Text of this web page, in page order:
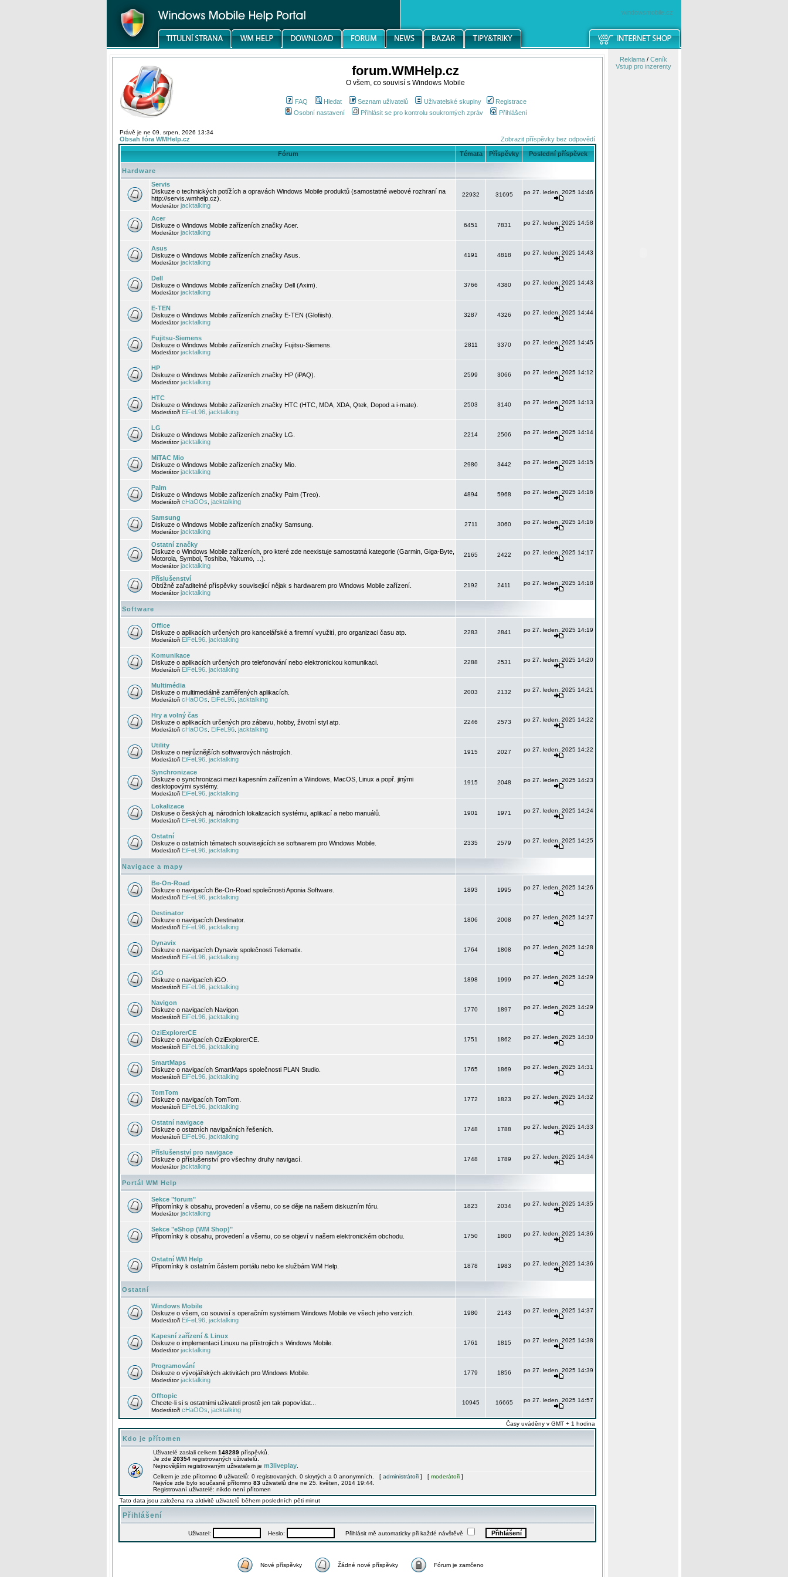
windowsmobile.cz
forum.WMHelp.cz
O všem, co souvisí s Windows Mobile
FAQ Hledat Seznam uživatelů Uživatelské skupiny
Registrace
Osobní nastavení
Přihlásit se pro kontrolu soukromých zpráv Přihlášení
Právě je ne 09. srpen, 2026 13:34
Obsah fóra WMHelp.cz Zobrazit příspěvky bez odpovědí
Fórum Témata Příspěvky Poslední příspěvek
Hardware
Servis
Diskuze o technických potížích a opravách Windows Mobile produktů (samostatné webové rozhraní na
http://servis.wmhelp.cz).
Moderátorjacktalking
22932 31695 po 27. leden, 2025 14:46
Acer
Diskuze o Windows Mobile zařízeních značky Acer.
Moderátorjacktalking
6451 7831 po 27. leden, 2025 14:58
Asus
Diskuze o Windows Mobile zařízeních značky Asus.
Moderátorjacktalking
4191 4818 po 27. leden, 2025 14:43
Dell
Diskuze o Windows Mobile zařízeních značky Dell (Axim).
Moderátorjacktalking
3766 4380 po 27. leden, 2025 14:43
E-TEN
Diskuze o Windows Mobile zařízeních značky E-TEN (Glofiish).
Moderátorjacktalking
3287 4326 po 27. leden, 2025 14:44
Fujitsu-Siemens
Diskuze o Windows Mobile zařízeních značky Fujitsu-Siemens.
Moderátorjacktalking
2811 3370 po 27. leden, 2025 14:45
HP
Diskuze o Windows Mobile zařízeních značky HP (iPAQ).
Moderátorjacktalking
2599 3066 po 27. leden, 2025 14:12
HTC
Diskuze o Windows Mobile zařízeních značky HTC (HTC, MDA, XDA, Qtek, Dopod a i-mate).
Moderátoři EiFeL96 jacktalking
2503 3140 po 27. leden, 2025 14:13
LG
Diskuze o Windows Mobile zařízeních značky LG.
Moderátorjacktalking
2214 2506 po 27. leden, 2025 14:14
MiTAC Mio
Diskuze o Windows Mobile zařízeních značky Mio.
Moderátorjacktalking
2980 3442 po 27. leden, 2025 14:15
Palm
Diskuze o Windows Mobile zařízeních značky Palm (Treo).
Moderátoři cHaOOs jacktalking
4894 5968 po 27. leden, 2025 14:16
Samsung
Diskuze o Windows Mobile zařízeních značky Samsung.
Moderátorjacktalking
2711 3060 po 27. leden, 2025 14:16
Ostatní značky
Diskuze o Windows Mobile zařízeních, pro které zde neexistuje samostatná kategorie (Garmin, Giga-Byte,
Motorola, Symbol, Toshiba, Yakumo, ...).
Moderátorjacktalking
2165 2422 po 27. leden, 2025 14:17
Příslušenství
Obtížně zařaditelné příspěvky související nějak s hardwarem pro Windows Mobile zařízení.
Moderátorjacktalking
2192 2411 po 27. leden, 2025 14:18
Software
Office
Diskuze o aplikacích určených pro kancelářské a firemní využití, pro organizaci času atp.
Moderátoři EiFeL96 jacktalking
2283 2841 po 27. leden, 2025 14:19
Komunikace
Diskuze o aplikacích určených pro telefonování nebo elektronickou komunikaci.
Moderátoři EiFeL96 jacktalking
2288 2531 po 27. leden, 2025 14:20
Multimédia
Diskuze o multimediálně zaměřených aplikacích.
Moderátoři cHaOOs EiFeL96 jacktalking
2003 2132 po 27. leden, 2025 14:21
Hry a volný čas
Diskuze o aplikacích určených pro zábavu, hobby, životní styl atp.
Moderátoři cHaOOs EiFeL96 jacktalking
2246 2573 po 27. leden, 2025 14:22
Utility
Diskuze o nejrůznějších softwarových nástrojích.
Moderátoři EiFeL96 jacktalking
1915 2027 po 27. leden, 2025 14:22
Synchronizace
Diskuze o synchronizaci mezi kapesním zařízením a Windows, MacOS, Linux a popř. jinými
desktopovými systémy.
Moderátoři EiFeL96 jacktalking
1915 2048 po 27. leden, 2025 14:23
Lokalizace
Diskuse o českých aj. národních lokalizacích systému, aplikací a nebo manuálů.
Moderátoři EiFeL96 jacktalking
1901 1971 po 27. leden, 2025 14:24
Ostatní
Diskuze o ostatních tématech souvisejících se softwarem pro Windows Mobile.
Moderátoři EiFeL96 jacktalking
2335 2579 po 27. leden, 2025 14:25
Navigace a mapy
Be-On-Road
Diskuze o navigacích Be-On-Road společnosti Aponia Software.
Moderátoři EiFeL96 jacktalking
1893 1995 po 27. leden, 2025 14:26
Destinator
Diskuze o navigacích Destinator.
Moderátoři EiFeL96 jacktalking
1806 2008 po 27. leden, 2025 14:27
Dynavix
Diskuze o navigacích Dynavix společnosti Telematix.
Moderátoři EiFeL96 jacktalking
1764 1808 po 27. leden, 2025 14:28
iGO
Diskuze o navigacích iGO.
Moderátoři EiFeL96 jacktalking
1898 1999 po 27. leden, 2025 14:29
Navigon
Diskuze o navigacích Navigon.
Moderátoři EiFeL96 jacktalking
1770 1897 po 27. leden, 2025 14:29
OziExplorerCE
Diskuze o navigacích OziExplorerCE.
Moderátoři EiFeL96 jacktalking
1751 1862 po 27. leden, 2025 14:30
SmartMaps
Diskuze o navigacích SmartMaps společnosti PLAN Studio.
Moderátoři EiFeL96 jacktalking
1765 1869 po 27. leden, 2025 14:31
TomTom
Diskuze o navigacích TomTom.
Moderátoři EiFeL96 jacktalking
1772 1823 po 27. leden, 2025 14:32
Ostatní navigace
Diskuze o ostatních navigačních řešeních.
Moderátoři EiFeL96 jacktalking
1748 1788 po 27. leden, 2025 14:33
Příslušenství pro navigace
Diskuze o příslušenství pro všechny druhy navigací.
Moderátorjacktalking
1748 1789 po 27. leden, 2025 14:34
Portál WM Help
Sekce "forum"
Připomínky k obsahu, provedení a všemu, co se děje na našem diskuzním fóru.
Moderátorjacktalking
1823 2034 po 27. leden, 2025 14:35
Sekce "eShop (WM Shop)"
Připomínky k obsahu, provedení a všemu, co se objeví v našem elektronickém obchodu.
1750 1800 po 27. leden, 2025 14:36
Ostatní WM Help
Připomínky k ostatním částem portálu nebo ke službám WM Help.
1878 1983 po 27. leden, 2025 14:36
Ostatní
Windows Mobile
Diskuze o všem, co souvisí s operačním systémem Windows Mobile ve všech jeho verzích.
Moderátoři EiFeL96 jacktalking
1980 2143 po 27. leden, 2025 14:37
Kapesní zařízení & Linux
Diskuze o implementaci Linuxu na přístrojích s Windows Mobile.
Moderátorjacktalking
1761 1815 po 27. leden, 2025 14:38
Programování
Diskuze o vývojářských aktivitách pro Windows Mobile.
Moderátorjacktalking
1779 1856 po 27. leden, 2025 14:39
Offtopic
Chcete-li si s ostatními uživateli prostě jen tak popovídat...
Moderátoři cHaOOs jacktalking
10945 16665 po 27. leden, 2025 14:57
Časy uváděny v GMT + 1 hodina
Kdo je přítomen
Uživatelé zaslali celkem 148289 příspěvků.
Je zde 20354 registrovaných uživatelů.
Nejnovějším registrovaným uživatelem je m3liveplay
Celkem je zde přítomno 0 uživatelů: 0 registrovaných, 0 skrytých a 0 anonymních. [ administrátoři ] [ moderátoři ]
Nejvíce zde bylo současně přítomno 83 uživatelů dne ne 25. květen, 2014 19:44.
Registrovaní uživatelé: nikdo není přítomen
Tato data jsou založena na aktivitě uživatelů během posledních pěti minut
Přihlášení
Uživatel: Heslo: Přihlásit mě automaticky při každé návštěvě
Nové příspěvky Žádné nové příspěvky Fórum je zamčeno
Reklama/ Ceník
Vstup pro inzerenty